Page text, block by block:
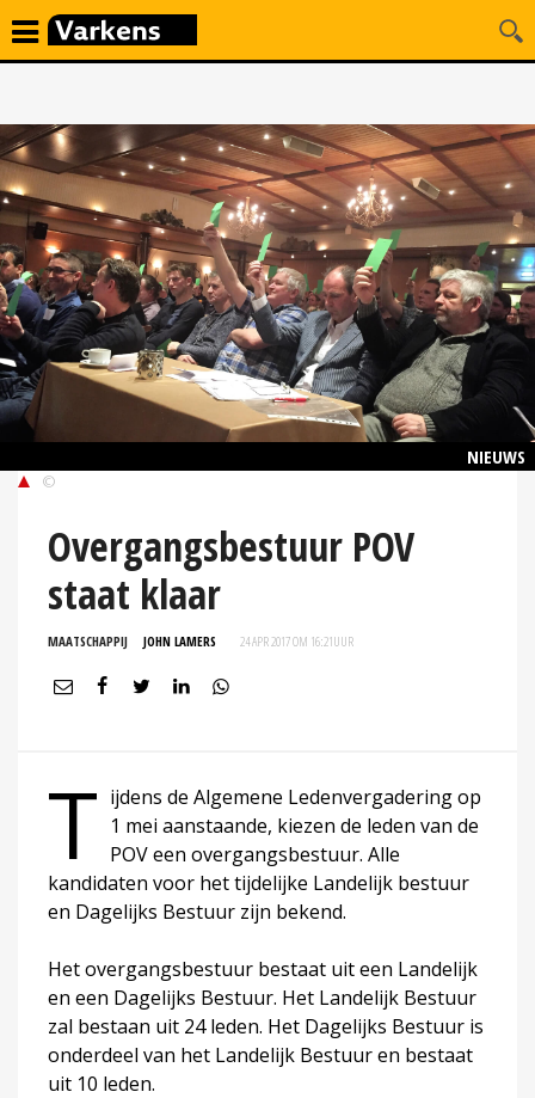
NIEUWS
©
Overgangsbestuur POV
staat klaar
MAATSCHAPPIJ JOHN LAMERS 24 APR 2017 OM 16:21UUR
T ijdens de Algemene Ledenvergadering op
1 mei aanstaande, kiezen de leden van de
POV een overgangsbestuur. Alle
kandidaten voor het tijdelijke Landelijk bestuur
en Dagelijks Bestuur zijn bekend.
Het overgangsbestuur bestaat uit een Landelijk
en een Dagelijks Bestuur. Het Landelijk Bestuur
zal bestaan uit 24 leden. Het Dagelijks Bestuur is
onderdeel van het Landelijk Bestuur en bestaat
uit 10 leden.